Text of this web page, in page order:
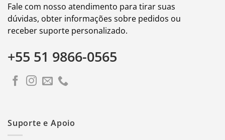
Fale com nosso atendimento para tirar suas
dúvidas, obter informações sobre pedidos ou
receber suporte personalizado.
+55 51 9866-0565
Suporte e Apoio